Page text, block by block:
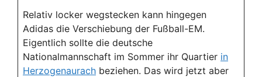
Relativ locker wegstecken kann hingegen
Adidas die Verschiebung der Fußball-EM.
Eigentlich sollte die deutsche
Nationalmannschaft im Sommer ihr Quartier in
Herzogenaurach beziehen. Das wird jetzt aber